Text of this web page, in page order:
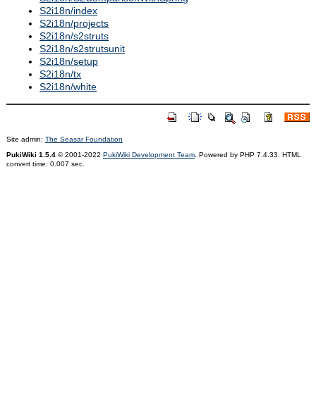
S2i18n/index
S2i18n/projects
S2i18n/s2struts
S2i18n/s2strutsunit
S2i18n/setup
S2i18n/tx
S2i18n/white
Site admin: The Seasar Foundation
PukiWiki 1.5.4© 2001-2022 PukiWiki Development Team. Powered by PHP 7.4.33. HTML
convert time: 0.007 sec.